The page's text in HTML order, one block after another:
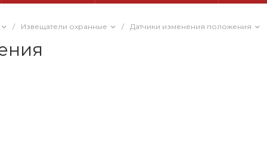
/ Извещатели охранные / Датчики изменения положения